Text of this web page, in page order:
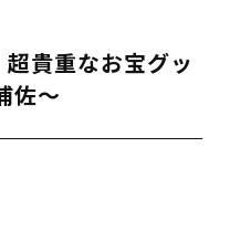
貴重なお宝グッ
佐～